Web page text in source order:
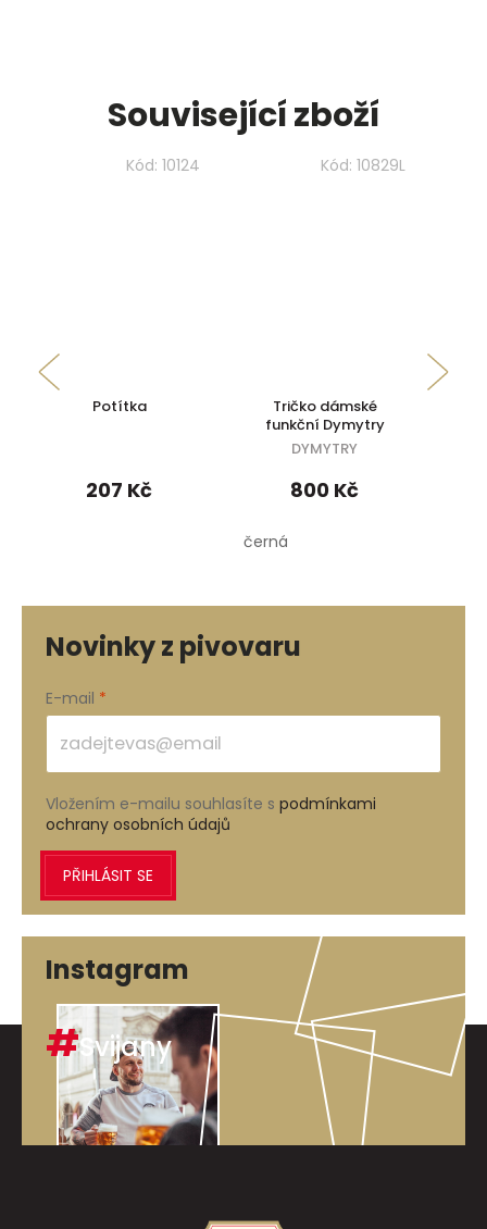
Související zboží
Potítka
207 Kč
Kód: 10124
Tričko dámské
funkční Dymytry
DYMYTRY
800 Kč
černá
Kód: 10829L
Novinky z pivovaru
E-mail
Vložením e-mailu souhlasíte s podmínkami
ochrany osobních údajů
PŘIHLÁSIT SE
Instagram
#Svijany